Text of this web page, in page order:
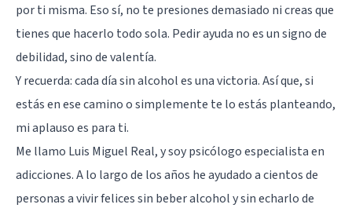
por ti misma. Eso sí, no te presiones demasiado ni creas que
tienes que hacerlo todo sola. Pedir ayuda no es un signo de
debilidad, sino de valentía.
Y recuerda: cada día sin alcohol es una victoria. Así que, si
estás en ese camino o simplemente te lo estás planteando,
mi aplauso es para ti.
Me llamo Luis Miguel Real, y soy psicólogo especialista en
adicciones. A lo largo de los años he ayudado a cientos de
personas a vivir felices sin beber alcohol y sin echarlo de